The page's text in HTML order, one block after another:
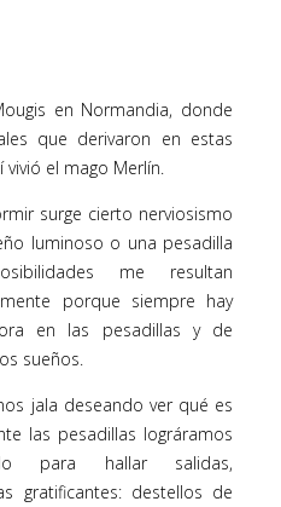
en Normandia, donde
que derivaron en estas
vivió el mago Merlín.
surge cierto nerviosismo
luminoso o una pesadilla
me resultan
porque siempre hay
en las pesadillas y de
sueños.
jala deseando ver qué es
las pesadillas lográramos
para hallar salidas,
gratificantes: destellos de